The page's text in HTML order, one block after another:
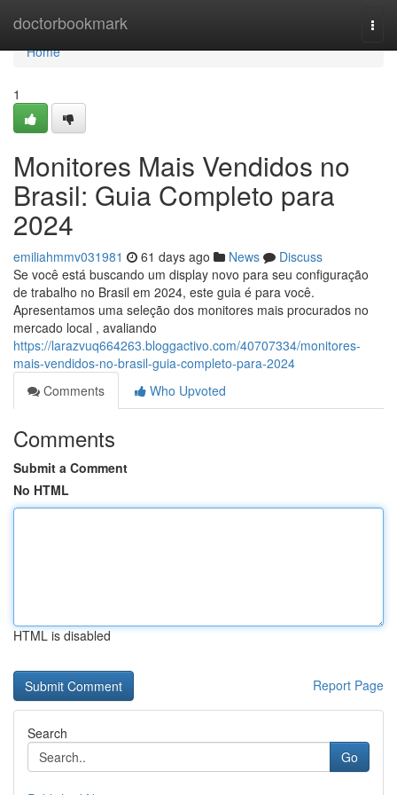
doctorbookmark
Home
Home
1
Monitores Mais Vendidos no
Brasil: Guia Completo para
2024
emiliahmmv031981 61 days ago News
Discuss
Se você está buscando um display novo para seu configuração
de trabalho no Brasil em 2024, este guia é para você.
Apresentamos uma seleção dos monitores mais procurados no
mercado local , avaliando
https://larazvuq664263.bloggactivo.com/40707334/monitores-
mais-vendidos-no-brasil-guia-completo-para-2024
Comments
Who Upvoted
Comments
Submit a Comment
No HTML
HTML is disabled
Report Page
Search
Go